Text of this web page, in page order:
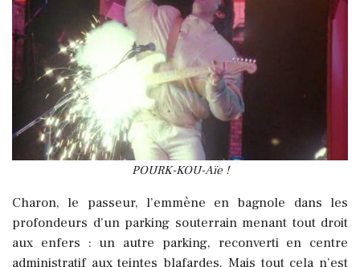
POURK-KOU-Aïe !
Charon, le passeur, l’emmène en bagnole dans les
profondeurs d’un parking souterrain menant tout droit
aux enfers : un autre parking, reconverti en centre
administratif aux teintes blafardes. Mais tout cela n’est